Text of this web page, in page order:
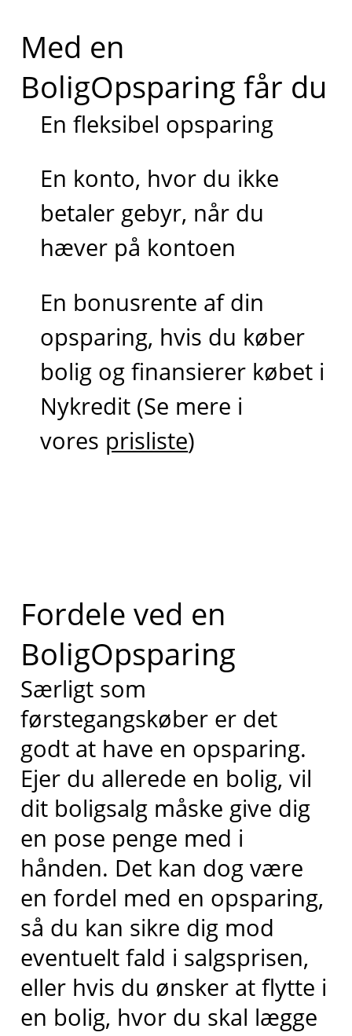
Med en
BoligOpsparing får du
En fleksibel opsparing
En konto, hvor du ikke
betaler gebyr, når du
hæver på kontoen
En bonusrente af din
opsparing, hvis du køber
bolig og finansierer købet i
Nykredit (Se mere i
vores prisliste)
Fordele ved en
BoligOpsparing
Særligt som
førstegangskøber er det
godt at have en opsparing.
Ejer du allerede en bolig, vil
dit boligsalg måske give dig
en pose penge med i
hånden. Det kan dog være
en fordel med en opsparing,
så du kan sikre dig mod
eventuelt fald i salgsprisen,
eller hvis du ønsker at flytte i
en bolig, hvor du skal lægge